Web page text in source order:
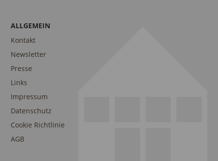
ALLGEMEIN
Kontakt
Newsletter
Presse
Links
Impressum
Datenschutz
Cookie Richtlinie
AGB